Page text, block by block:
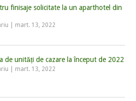
finisaje solicitate la un aparthotel din
mart. 13, 2022
de unități de cazare la început de 2022
mart. 13, 2022